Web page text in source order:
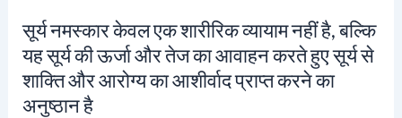
सूर्य नमस्कार केवल एक शारीरिक व्यायाम नहीं है, बल्कि
यह सूर्य की ऊर्जा और तेज का आवाहन करते हुए सूर्य से
शाक्ति और आरोग्य का आशीर्वाद प्राप्त करने का
अनुष्ठान है